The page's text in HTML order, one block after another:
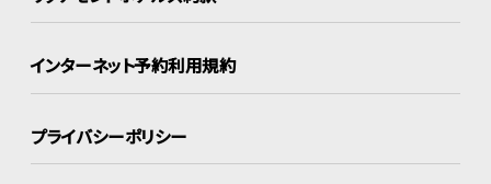
インターネット予約利用規約
プライバシーポリシー